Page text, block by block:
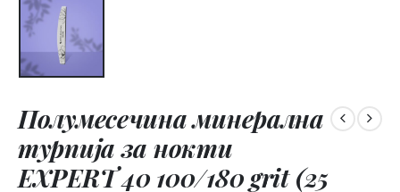
Полумесечина минерална
турпија за нокти
EXPERT 40 100/180 grit (25